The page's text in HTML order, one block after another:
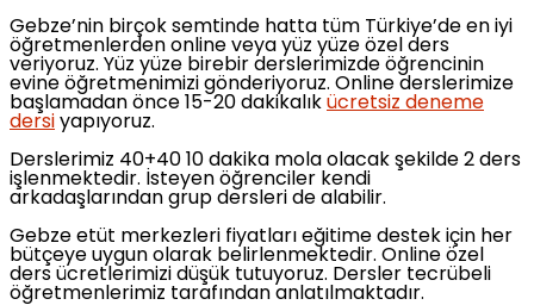
Gebze’nin birçok semtinde hatta tüm Türkiye’de en iyi
öğretmenlerden online veya yüz yüze özel ders
veriyoruz. Yüz yüze birebir derslerimizde öğrencinin
evine öğretmenimizi gönderiyoruz. Online derslerimize
başlamadan önce 15-20 dakikalık ücretsiz deneme
dersi yapıyoruz.
Derslerimiz 40+40 10 dakika mola olacak şekilde 2 ders
işlenmektedir. İsteyen öğrenciler kendi
arkadaşlarından grup dersleri de alabilir.
Gebze etüt merkezleri fiyatları eğitime destek için her
bütçeye uygun olarak belirlenmektedir. Online özel
ders ücretlerimizi düşük tutuyoruz. Dersler tecrübeli
öğretmenlerimiz tarafından anlatılmaktadır.